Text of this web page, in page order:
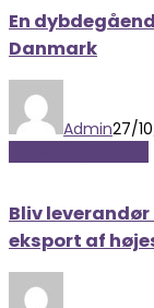
En
Danmark
Admin27/
Bliv
eksport af